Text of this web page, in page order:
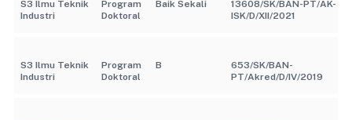
S3 Ilmu Teknik
Industri
Program
Doktoral
Baik Sekali
13608/SK/BAN-PT/AK-
ISK/D/XII/2021
S3 Ilmu Teknik
Industri
Program
Doktoral
B
653/SK/BAN-
PT/Akred/D/IV/2019